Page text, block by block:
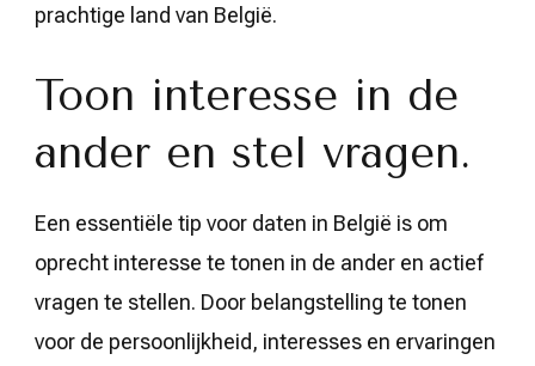
prachtige land van België.
Toon interesse in de
ander en stel vragen.
Een essentiële tip voor daten in België is om
oprecht interesse te tonen in de ander en actief
vragen te stellen. Door belangstelling te tonen
voor de persoonlijkheid, interesses en ervaringen